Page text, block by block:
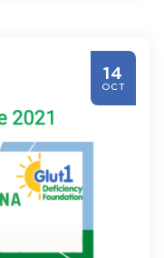
14
OCT